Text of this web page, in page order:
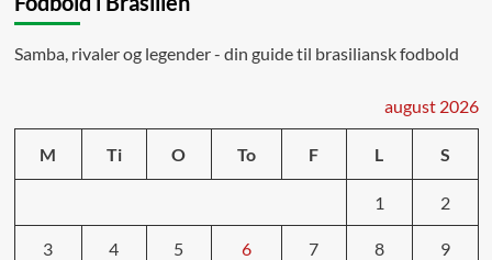
Samba, rivaler og legender - din guide til brasiliansk fodbold
august 2026
M Ti O To F L S
1 2
3 4 5 6 7 8 9